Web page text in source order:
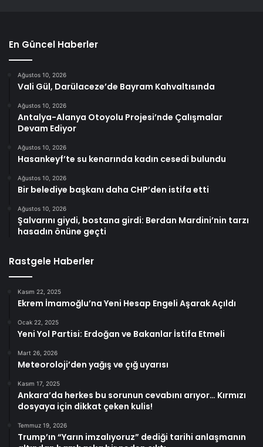
En Güncel Haberler
Ağustos 10, 2026
Vali Gül, Darülaceze’de Bayram Kahvaltısında
Ağustos 10, 2026
Antalya-Alanya Otoyolu Projesi’nde Çalışmalar
Devam Ediyor
Ağustos 10, 2026
Hasankeyf’te su kenarında kadın cesedi bulundu
Ağustos 10, 2026
Bir belediye başkanı daha CHP’den istifa etti
Ağustos 10, 2026
Şalvarını giydi, bostana girdi: Berdan Mardini’nin tarzı
hasadın önüne geçti
Rastgele Haberler
Kasım 22, 2025
Ekrem İmamoğlu’na Yeni Hesap Engeli Aşarak Açıldı
Ocak 22, 2025
Yeni Yol Partisi: Erdoğan ve Bakanlar İstifa Etmeli
Mart 26, 2026
Meteoroloji’den yağış ve çığ uyarısı
Kasım 17, 2025
Ankara’da herkes bu sorunun cevabını arıyor… Kırmızı
dosyaya için dikkat çeken kulis!
Temmuz 19, 2026
Trump’ın “Yarın imzalıyoruz” dediği tarihi anlaşmanın